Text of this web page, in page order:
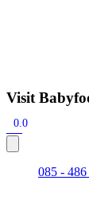
Visit
0.0
085 -